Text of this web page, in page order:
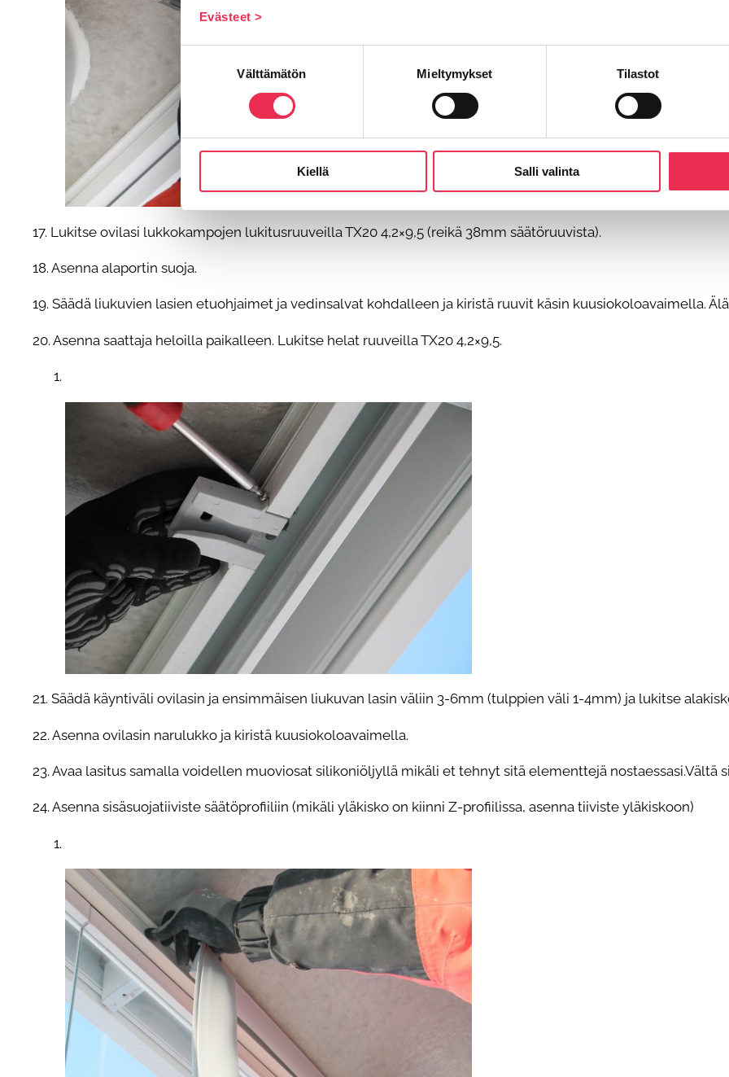
Evästeet >
Välttämätön Mieltymykset Tilastot
Kiellä Salli valinta
17. Lukitse ovilasi lukkokampojen lukitusruuveilla TX20 4,2×9,5 (reikä 38mm säätöruuvista).
18. Asenna alaportin suoja.
19. Säädä liukuvien lasien etuohjaimet ja vedinsalvat kohdalleen ja kiristä ruuvit käsin kuusiokoloavaimella.
20. Asenna saattaja heloilla paikalleen. Lukitse helat ruuveilla TX20 4,2×9,5.
21. Säädä käyntiväli ovilasin ja ensimmäisen liukuvan lasin väliin 3-6mm (tulppien väli 1-4mm) ja lukitse
22. Asenna ovilasin narulukko ja kiristä kuusiokoloavaimella.
23. Avaa lasitus samalla voidellen muoviosat silikoniöljyllä mikäli et tehnyt sitä elementtejä nostaessasi.Vältä
24. Asenna sisäsuojatiiviste säätöprofiiliin (mikäli yläkisko on kiinni Z-profiilissa, asenna tiiviste yläkiskoon)